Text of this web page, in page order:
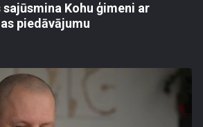
Kohu ģimeni ar
piedāvājumu